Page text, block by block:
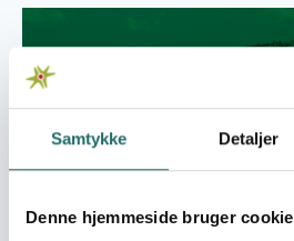
Samtykke Detaljer
Denne hjemmeside bruger
Foto: Alberte Maimburg